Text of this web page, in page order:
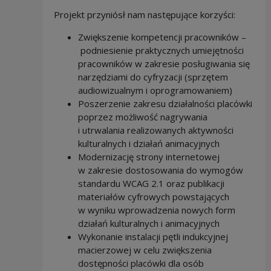
Projekt przyniósł nam następujące korzyści:
Zwiększenie kompetencji pracowników –
podniesienie praktycznych umiejętności
pracowników w zakresie posługiwania się
narzędziami do cyfryzacji (sprzętem
audiowizualnym i oprogramowaniem)
Poszerzenie zakresu działalności placówki
poprzez możliwość nagrywania
i utrwalania realizowanych aktywności
kulturalnych i działań animacyjnych
Modernizację strony internetowej
w zakresie dostosowania do wymogów
standardu WCAG 2.1 oraz publikacji
materiałów cyfrowych powstających
w wyniku wprowadzenia nowych form
działań kulturalnych i animacyjnych
Wykonanie instalacji pętli indukcyjnej
macierzowej w celu zwiększenia
dostępności placówki dla osób